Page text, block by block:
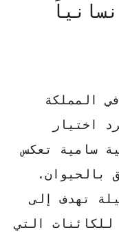
المملكة
اختيار
سامية تعكس
بالحيوان.
تهدف إلى
التي